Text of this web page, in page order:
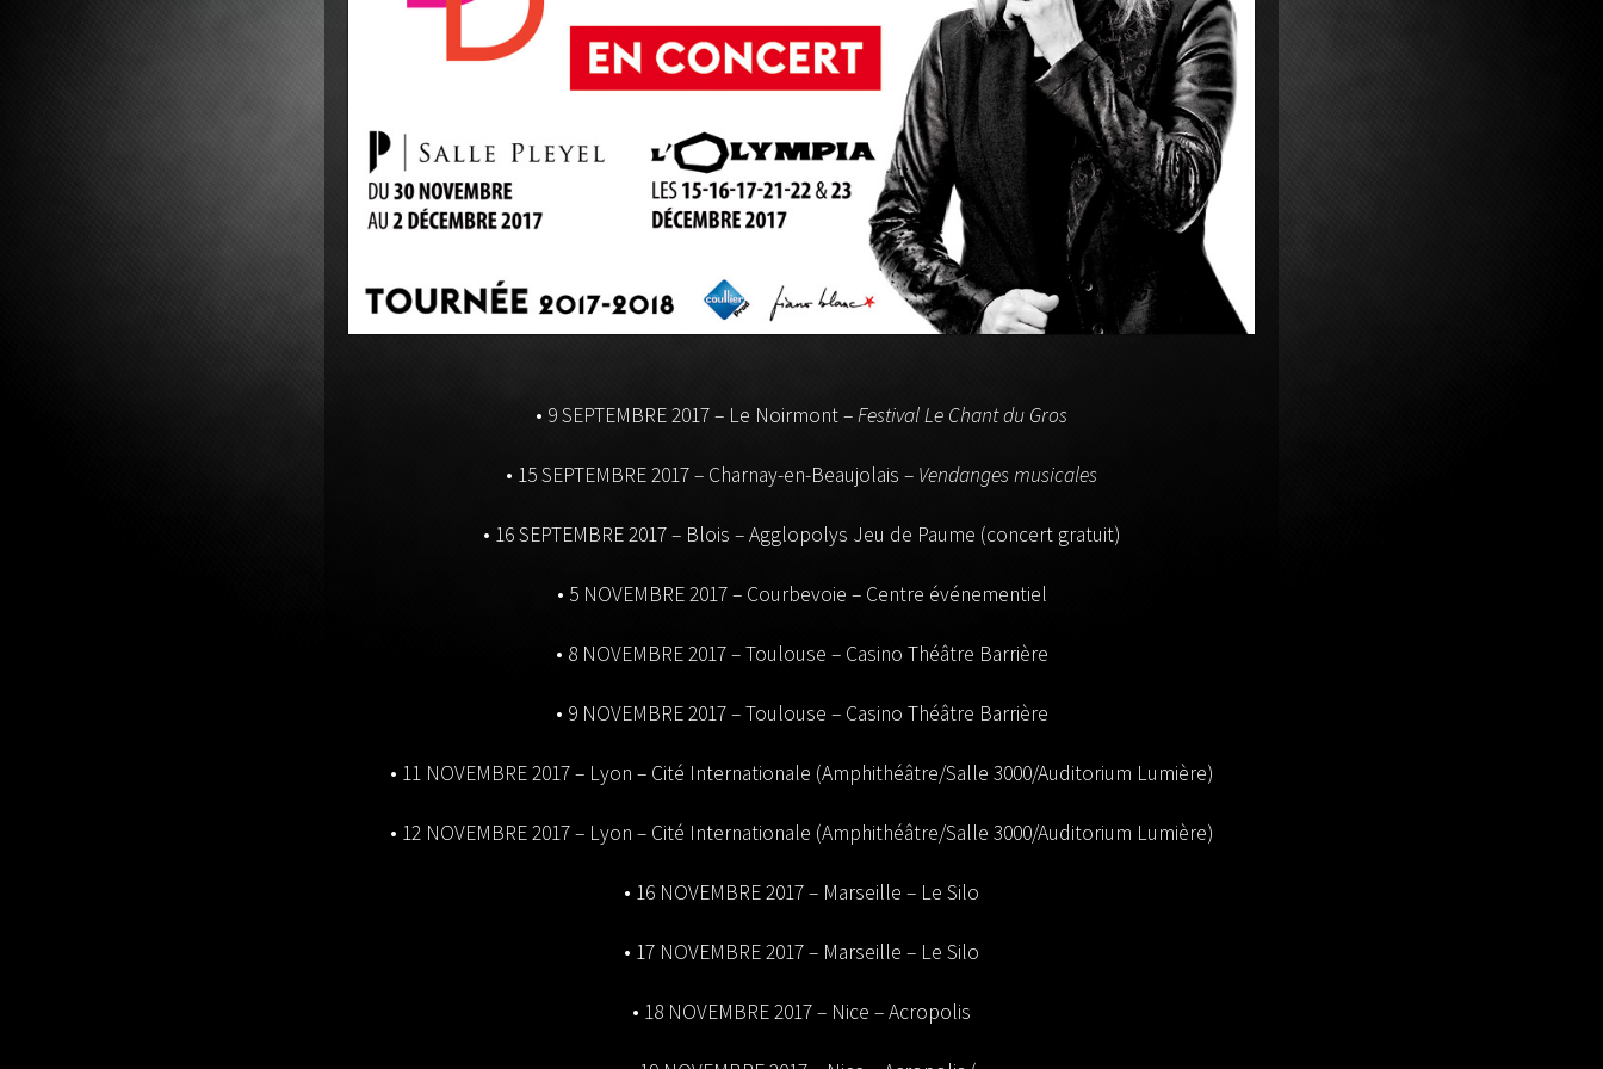
guitare
• 9 SEPTEMBRE 2017 – Le Noirmont –Festival Le Chant du Gros
• 15 SEPTEMBRE 2017 – Charnay-en-Beaujolais – Vendanges musicales
• 16 SEPTEMBRE 2017 – Blois – Agglopolys Jeu de Paume (concert gratuit)
• 5 NOVEMBRE 2017 – Courbevoie – Centre événementiel
• 8 NOVEMBRE 2017 – Toulouse – Casino Théâtre Barrière
• 9 NOVEMBRE 2017 – Toulouse – Casino Théâtre Barrière
• 11 NOVEMBRE 2017 – Lyon – Cité Internationale (Amphithéâtre/Salle 3000/Auditorium Lumière)
• 12 NOVEMBRE 2017 – Lyon – Cité Internationale (Amphithéâtre/Salle 3000/Auditorium Lumière)
• 16 NOVEMBRE 2017 – Marseille – Le Silo
• 17 NOVEMBRE 2017 – Marseille – Le Silo
• 18 NOVEMBRE 2017 – Nice – Acropolis